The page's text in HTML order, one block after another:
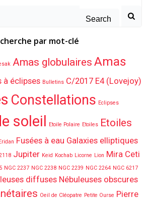
par mot-clé
Amas globulaires Amas
à éclipses Bulletins C/2017 E4 (Lovejoy)
Constellations Eclipses
soleil Etoile Polaire Etoiles Etoiles
Fusées à eau Galaxies elliptiques
Jupiter Keid Kochab Licorne Lion Mira Ceti
NGC 2237 NGC 2238 NGC 2239 NGC 2264 NGC 6217
diffuses Nébuleuses obscures
Oeil de Cléopatre Petite Ourse Pierre